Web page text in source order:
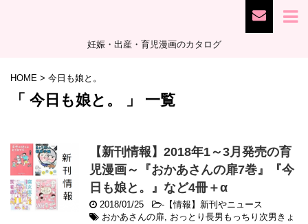
妊娠・出産・育児漫画のカタログ
HOME > 今日も娘と。
「 今日も娘と。 」 一覧
【新刊情報】2018年1～3月発売の育
児漫画～『おかあさんの扉7巻』『今
日も娘と。』など4冊＋α
2018/01/25 - 【情報】新刊やニュース
おかあさんの扉, おっとり長男もっちり次男きょ